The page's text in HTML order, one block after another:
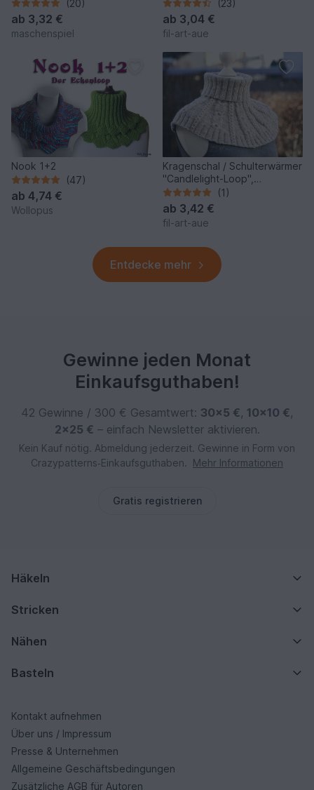
(20)
ab 3,32 €
maschenspiel
(23)
ab 3,04 €
fil-art-aue
Nook 1+2
(47)
ab 4,74 €
Wollopus
Kragenschal / Schulterwärmer
"Candlelight-Loop",
Strickanleitung, One Size
(1)
ab 3,42 €
fil-art-aue
Entdecke mehr
Gewinne jeden Monat
Einkaufsguthaben!
42 Gewinne / 300 € Gesamtwert: 30×5 €, 10×10 €,
2×25 € – einfach Newsletter aktivieren.
Kein Kauf nötig. Abmeldung jederzeit. Gewinne in Form von
Crazypatterns‑Einkaufsguthaben.
Mehr Informationen
Gratis registrieren
Häkeln
Stricken
Nähen
Basteln
Kontakt aufnehmen
Über uns / Impressum
Presse & Unternehmen
Allgemeine Geschäftsbedingungen
Zusätzliche AGB für Autoren